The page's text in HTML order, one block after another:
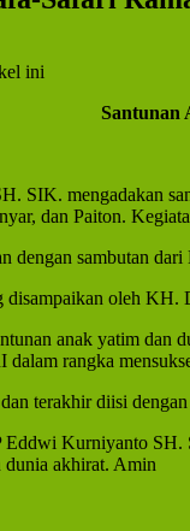
ini
Santunan
mengadakan
dan Paiton.
dengan sambutan dari
disampaikan oleh KH.
anak yatim dan
rangka
terakhir diisi dengan
Kurniyanto SH.
dunia akhirat. Amin